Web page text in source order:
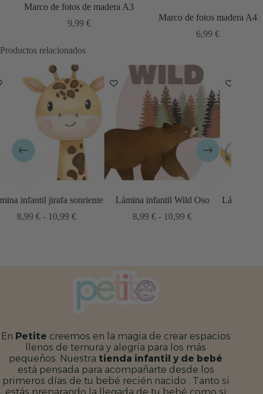
Marco de fotos de madera A3
9,99 €
Marco de fotos madera A4
6,99 €
Productos relacionados
Lámina infantil Wild Oso
8,99€ - 10,99
10,99 €
Lámina infantil elefantito en la
En Petite creemos en la magia de crear espacios
llenos de ternura y alegría para los más
pequeños. Nuestra tienda infantil y de bebé
está pensada para acompañarte desde los
primeros días de tu bebé recién nacido . Tanto si